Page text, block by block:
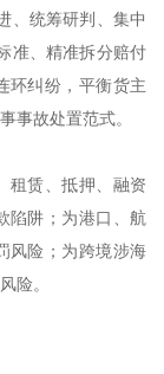
、统筹研判、集中
准、精准拆分赔付
环纠纷，平衡货主
事故处置范式。
租赁、抵押、融资
陷阱；为港口、航
风险；为跨境涉海
险。